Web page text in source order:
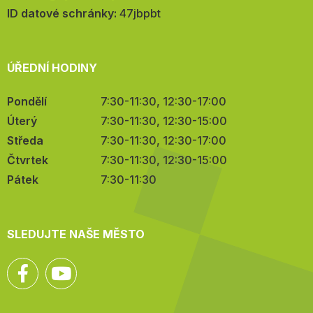
mail:
ID datové schránky: 47jbpbt
ÚŘEDNÍ HODINY
Pondělí
7:30-11:30, 12:30-17:00
Úterý
7:30-11:30, 12:30-15:00
Středa
7:30-11:30, 12:30-17:00
Čtvrtek
7:30-11:30, 12:30-15:00
Pátek
7:30-11:30
SLEDUJTE NAŠE MĚSTO
Facebook